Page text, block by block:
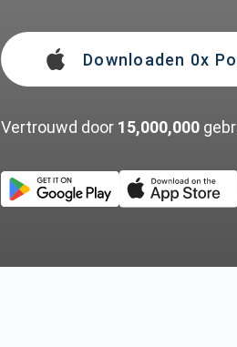
Downloaden 0x
Vertrouwd door 15,000,000